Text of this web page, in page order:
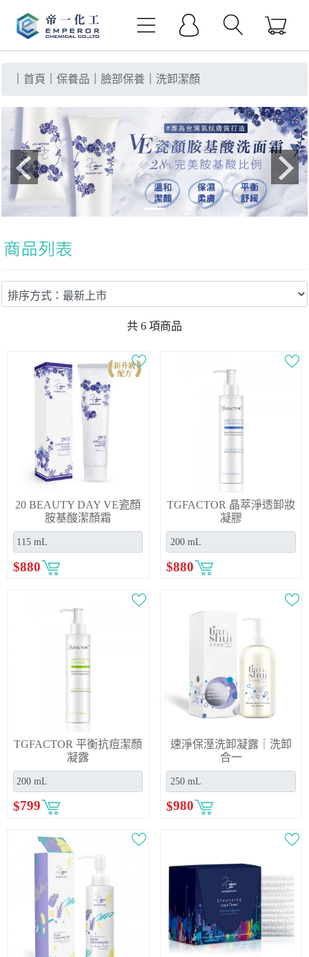
首頁 保養品 臉部保養 洗卸潔顏
Previous Next
共 6 項商品
20 BEAUTY DAY VE瓷顏
胺基酸潔顏霜
$880
TGFACTOR 晶萃淨透卸妝
凝膠
$880
TGFACTOR 平衡抗痘潔顏
凝露
$799
速淨保溼洗卸凝露｜洗卸
合一
$980